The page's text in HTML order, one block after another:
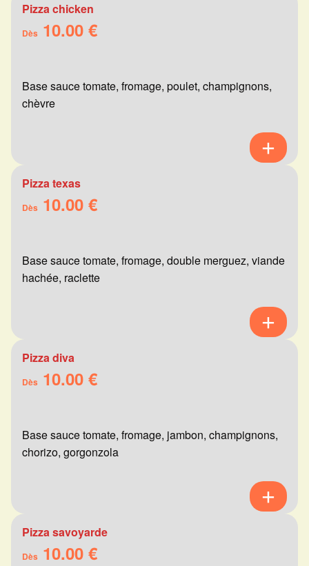
Pizza chicken
Dès 10.00 €
Base sauce tomate, fromage, poulet, champignons,
chèvre
Pizza texas
Dès 10.00 €
Base sauce tomate, fromage, double merguez, viande
hachée, raclette
Pizza diva
Dès 10.00 €
Base sauce tomate, fromage, jambon, champignons,
chorizo, gorgonzola
Pizza savoyarde
Dès 10.00 €